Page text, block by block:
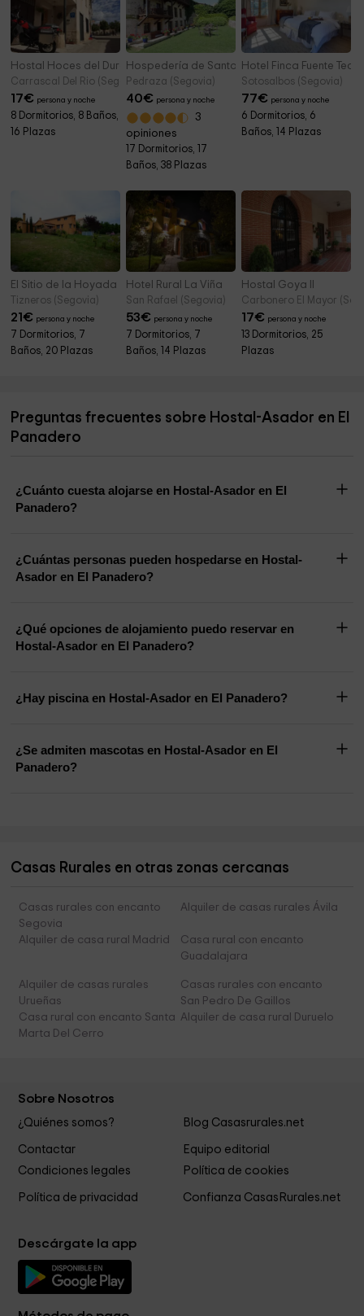
Hostal Hoces del Duratón
Carrascal Del Rio (Segovia)
17€ persona y noche
8 Dormitorios, 8 Baños,
16 Plazas
Hospedería de Santo Domingo
Pedraza (Segovia)
40€ persona y noche
3
opiniones
17 Dormitorios, 17
Baños, 38 Plazas
Hotel Finca Fuente
Sotosalbos (Segovia)
77€ persona y noche
6 Dormitorios, 6
Baños, 14 Plazas
El Sitio de la Hoyada
Tizneros (Segovia)
21€ persona y noche
7 Dormitorios, 7
Baños, 20 Plazas
Hotel Rural La Viña
San Rafael (Segovia)
53€ persona y noche
7 Dormitorios, 7
Baños, 14 Plazas
Hostal Goya II
Carbonero El Mayor
17€ persona y noche
13 Dormitorios, 25
Plazas
Preguntas frecuentes sobre Hostal-Asador en El
Panadero
¿Cuánto cuesta alojarse en Hostal-Asador en El
Panadero?
¿Cuántas personas pueden hospedarse en Hostal-
Asador en El Panadero?
¿Qué opciones de alojamiento puedo reservar en
Hostal-Asador en El Panadero?
¿Hay piscina en Hostal-Asador en El Panadero?
¿Se admiten mascotas en Hostal-Asador en El
Panadero?
Casas Rurales en otras zonas cercanas
Casas rurales con encanto
Segovia
Alquiler de casas rurales Ávila
Alquiler de casa rural Madrid
Casa rural con encanto
Guadalajara
Alquiler de casas rurales
Urueñas
Casas rurales con encanto
San Pedro De Gaillos
Casa rural con encanto Santa
Marta Del Cerro
Alquiler de casa rural Duruelo
Sobre Nosotros
¿Quiénes somos? Blog Casasrurales.net
Contactar
Equipo editorial
Condiciones legales
Política de cookies
Política de privacidad Confianza CasasRurales.net
Descárgate la app